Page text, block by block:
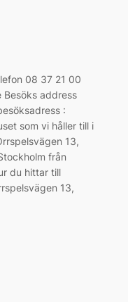
08 37 21 00
address
:
som vi håller till i
13,
från
du hittar till
13,